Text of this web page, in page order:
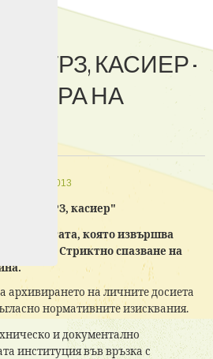
- ТРЗ, КАСИЕР -
СФЕРА НА
15 март 2013
ТРЗ, касиер"
на работата, която извършва
Стриктно спазване на
архивирането на личните досиета
нормативните изисквания.
и документално
институция във връзка с